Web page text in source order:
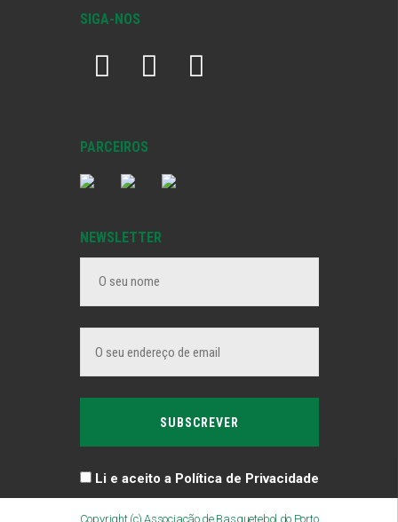
SIGA-NOS
PARCEIROS
NEWSLETTER
Li e aceito a Política de Privacidade
Copyright (c) Associação de Basquetebol do Porto